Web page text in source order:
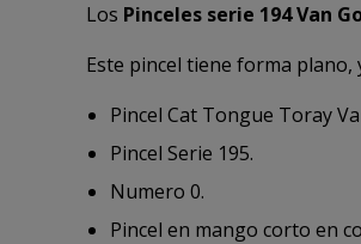
Los Pinceles serie 194 Van
Este pincel tiene forma
Pincel Cat Tongue Toray
Pincel Serie 195.
Numero 0.
Pincel en mango corto en